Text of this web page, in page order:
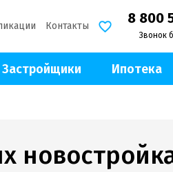
Контакты 8 800
Звонок
Застройщики Ипотека